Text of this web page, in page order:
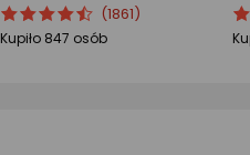
ocena
produktu
Ocena
produktu
(1861)
Kupiło 847 osób